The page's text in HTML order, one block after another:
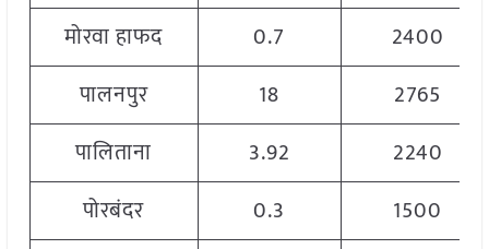
मोरवा हाफद
0.7
2400
पालनपुर
18
2765
पालिताना
3.92
2240
पोरबंदर
0.3
1500